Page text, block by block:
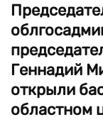
Геннадий
открыли
областном